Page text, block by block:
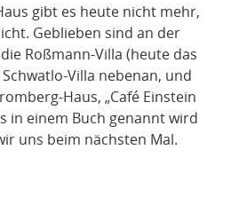
gibt es heute nicht mehr,
Geblieben sind an der
Roßmann-Villa (heute das
Villa nebenan, und
Haus, „Café Einstein
in einem Buch genannt wird
uns beim nächsten Mal.